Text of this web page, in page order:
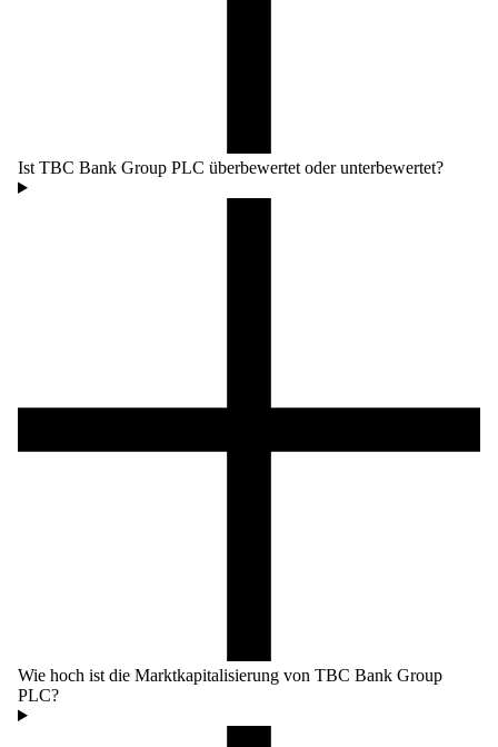
Ist TBC Bank Group PLC überbewertet oder unterbewertet?
Wie hoch ist die Marktkapitalisierung von TBC Bank Group
PLC?